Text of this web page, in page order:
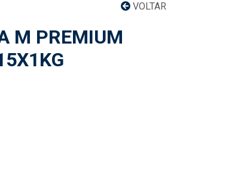
VOLTAR
M PREMIUM